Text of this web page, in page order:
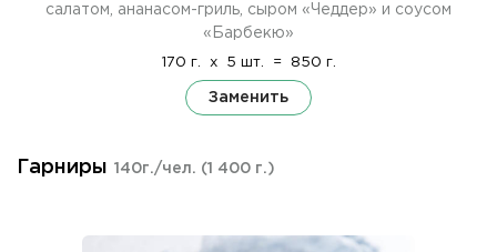
салатом, ананасом-гриль, сыром «Чеддер» и соусом
«Барбекю»
170 г. x 5 шт. = 850 г.
Заменить
Гарниры 140г./чел. (1 400 г.)